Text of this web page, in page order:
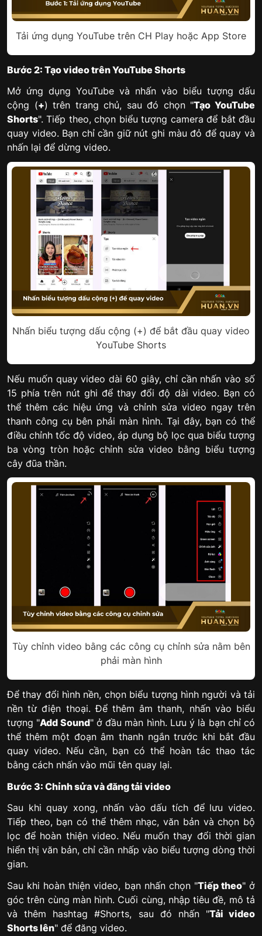
Tải ứng dụng YouTube trên CH Play hoặc App Store
Bước 2: Tạo video trên YouTube Shorts
Mở ứng dụng YouTube và nhấn vào biểu tượng dấu
cộng (+) trên trang chủ, sau đó chọn "Tạo YouTube
Shorts". Tiếp theo, chọn biểu tượng camera để bắt đầu
quay video. Bạn chỉ cần giữ nút ghi màu đỏ để quay và
nhấn lại để dừng video.
Nhấn biểu tượng dấu cộng (+) để bắt đầu quay video
YouTube Shorts
Nếu muốn quay video dài 60 giây, chỉ cần nhấn vào số
15 phía trên nút ghi để thay đổi độ dài video. Bạn có
thể thêm các hiệu ứng và chỉnh sửa video ngay trên
thanh công cụ bên phải màn hình. Tại đây, bạn có thể
điều chỉnh tốc độ video, áp dụng bộ lọc qua biểu tượng
ba vòng tròn hoặc chỉnh sửa video bằng biểu tượng
cây đũa thần.
Tùy chỉnh video bằng các công cụ chỉnh sửa nằm bên
phải màn hình
Để thay đổi hình nền, chọn biểu tượng hình người và tải
nền từ điện thoại. Để thêm âm thanh, nhấn vào biểu
tượng "Add Sound" ở đầu màn hình. Lưu ý là bạn chỉ có
thể thêm một đoạn âm thanh ngắn trước khi bắt đầu
quay video. Nếu cần, bạn có thể hoàn tác thao tác
bằng cách nhấn vào mũi tên quay lại.
Bước 3: Chỉnh sửa và đăng tải video
Sau khi quay xong, nhấn vào dấu tích để lưu video.
Tiếp theo, bạn có thể thêm nhạc, văn bản và chọn bộ
lọc để hoàn thiện video. Nếu muốn thay đổi thời gian
hiển thị văn bản, chỉ cần nhấp vào biểu tượng dòng thời
gian.
Sau khi hoàn thiện video, bạn nhấn chọn "Tiếp theo" ở
góc trên cùng màn hình. Cuối cùng, nhập tiêu đề, mô tả
và thêm hashtag #Shorts, sau đó nhấn "Tải video
Shorts lên" để đăng video.